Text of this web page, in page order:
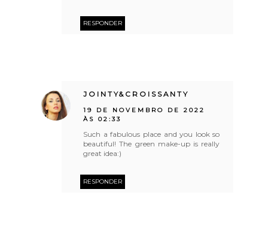
RESPONDER
JOINTY&CROISSANTY
19 DE NOVEMBRO DE 2022
ÀS 02:33
Such a fabulous place and you look so
beautiful! The green make-up is really
great idea:)
RESPONDER